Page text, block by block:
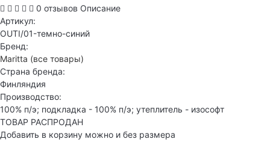
0 отзывов Описание
Артикул:
OUTI/01-темно-синий
Бренд:
Maritta (все товары)
Страна бренда:
Финляндия
Производство:
100% п/э; подкладка - 100% п/э; утеплитель - изософт
ТОВАР РАСПРОДАН
Добавить в корзину можно и без размера